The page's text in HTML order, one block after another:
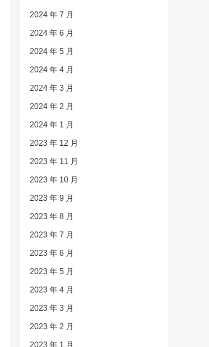
2024 年 7 月
2024 年 6 月
2024 年 5 月
2024 年 4 月
2024 年 3 月
2024 年 2 月
2024 年 1 月
2023 年 12 月
2023 年 11 月
2023 年 10 月
2023 年 9 月
2023 年 8 月
2023 年 7 月
2023 年 6 月
2023 年 5 月
2023 年 4 月
2023 年 3 月
2023 年 2 月
2023 年 1 月